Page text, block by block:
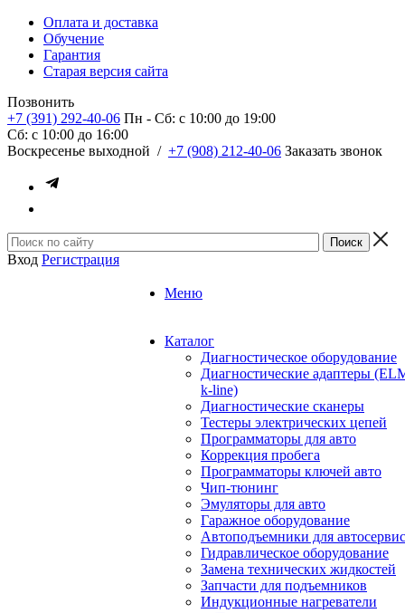
Оплата и доставка
Обучение
Гарантия
Старая версия сайта
Позвонить
+7 (391) 292-40-06 Пн - Сб: c 10:00 до 19:00
Сб: c 10:00 до 16:00
​Воскресенье выходной / +7 (908) 212-40-06 Заказать звонок
Вход Регистрация
Меню
Каталог
Диагностическое оборудование
Диагностические адаптеры
k-line)
Диагностические сканеры
Тестеры электрических цепей
Программаторы для авто
Коррекция пробега
Программаторы ключей авто
Чип-тюнинг
Эмуляторы для авто
Гаражное оборудование
Автоподъемники для
Гидравлическое оборудование
Замена технических жидкостей
Запчасти для подъемников
Индукционные нагреватели